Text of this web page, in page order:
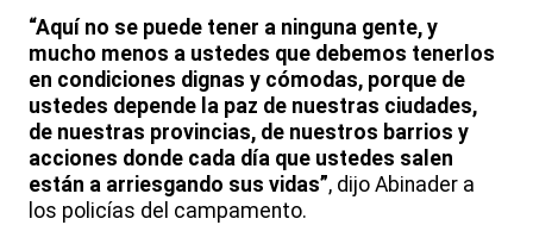
“Aquí no se puede tener a ninguna gente, y
mucho menos a ustedes que debemos tenerlos
en condiciones dignas y cómodas, porque de
ustedes depende la paz de nuestras ciudades,
de nuestras provincias, de nuestros barrios y
acciones donde cada día que ustedes salen
están a arriesgando sus vidas”, dijo Abinader a
los policías del campamento.